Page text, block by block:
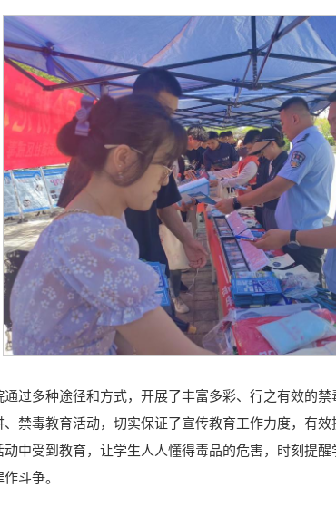
过多种途径和方式，开展了丰富多彩、行之有效的
禁毒教育活动，切实保证了宣传教育工作力度，有
中受到教育，让学生人人懂得毒品的危害，时刻提
斗争。